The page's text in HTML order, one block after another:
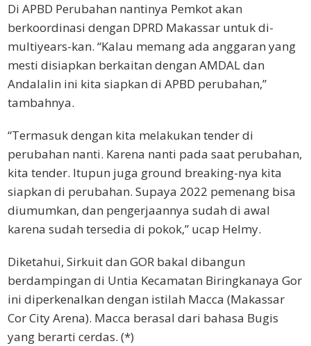
Di APBD Perubahan nantinya Pemkot akan
berkoordinasi dengan DPRD Makassar untuk di-
multiyears-kan. “Kalau memang ada anggaran yang
mesti disiapkan berkaitan dengan AMDAL dan
Andalalin ini kita siapkan di APBD perubahan,”
tambahnya.
“Termasuk dengan kita melakukan tender di
perubahan nanti. Karena nanti pada saat perubahan,
kita tender. Itupun juga ground breaking-nya kita
siapkan di perubahan. Supaya 2022 pemenang bisa
diumumkan, dan pengerjaannya sudah di awal
karena sudah tersedia di pokok,” ucap Helmy.
Diketahui, Sirkuit dan GOR bakal dibangun
berdampingan di Untia Kecamatan Biringkanaya Gor
ini diperkenalkan dengan istilah Macca (Makassar
Cor City Arena). Macca berasal dari bahasa Bugis
yang berarti cerdas. (*)